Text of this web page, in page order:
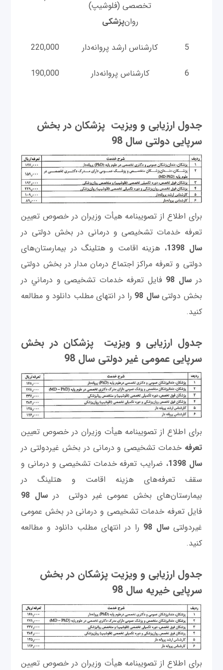
تخصصی (فلوشیپ)
روان‌پزشکی
5 کارشناس ارشد پروانه‌دار 220,000
6 کارشناس پروانه‌دار 190,000
جدول ارزیابی و ویزیت پزشکان در بخش
سرپایی دولتی سال 98
برای اطلاع از تصويبنامه هيأت وزيران در خصوص تعيين
تعرفه خدمات تشخيصی و درمانی در بخش دولتی در
سال 1398
، هزینه اقامت و هتلینگ در بیمارستان‌های
دولتی و تعرفه مراکز اجتماع درمان مدار در بخش دولتی
در سال 98
فایل تعرفه خدمات تشخيصی و درماني در
بخش دولتیسال 98
را در انتهای مطلب دانلود و مطالعه
کنید.
جدول ارزیابی و ویزیت پزشکان در بخش
سرپایی عمومی غیر دولتی سال 98
برای اطلاع از تصويبنامه هيأت وزيران در خصوص تعيين
تعرفهخدمات تشخيصی و درمانی در بخش غیردولتی در
سال 1398
، ضرایب تعرفه خدمات تشخیصی و درمانی و
سقف تعرفه‌های هزینه اقامت و هتلینگ در
بیمارستان‌های بخش عمومی غیر دولتی در سال 98
فایل تعرفه خدمات تشخيصی و درمانی در بخش عمومی
غيردولتیسال 98
را در انتهای مطلب دانلود و مطالعه
کنید.
جدول ارزیابی و ویزیت پزشکان در بخش
سرپایی خیریه سال 98
برای اطلاع از تصويبنامه هيأت وزيران در خصوص تعيين